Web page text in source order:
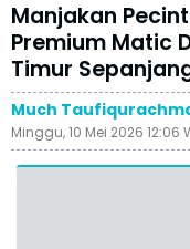
Manjakan
Premium Matic
Timur
Much
Minggu, 10 Mei 2026 12:06